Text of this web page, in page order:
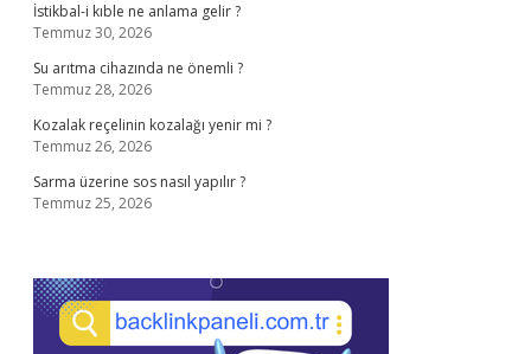
İstikbal-i kıble ne anlama gelir ?
Temmuz 30, 2026
Su arıtma cihazında ne önemli ?
Temmuz 28, 2026
Kozalak reçelinin kozalağı yenir mi ?
Temmuz 26, 2026
Sarma üzerine sos nasıl yapılır ?
Temmuz 25, 2026